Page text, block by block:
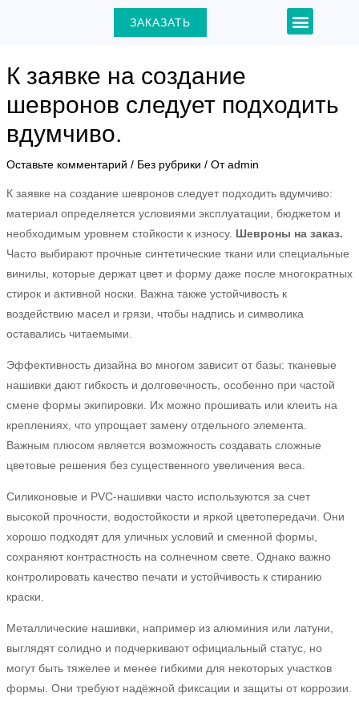
ЗАКАЗАТЬ Menu
К заявке на создание
шевронов следует подходить
вдумчиво.
Оставьте комментарий / Без рубрики / Отadmin
К заявке на создание шевронов следует подходить вдумчиво:
материал определяется условиями эксплуатации, бюджетом и
необходимым уровнем стойкости к износу. Шевроны на заказ.
Часто выбирают прочные синтетические ткани или специальные
винилы, которые держат цвет и форму даже после многократных
стирок и активной носки. Важна также устойчивость к
воздействию масел и грязи, чтобы надпись и символика
оставались читаемыми.
Эффективность дизайна во многом зависит от базы: тканевые
нашивки дают гибкость и долговечность, особенно при частой
смене формы экипировки. Их можно прошивать или клеить на
креплениях, что упрощает замену отдельного элемента.
Важным плюсом является возможность создавать сложные
цветовые решения без существенного увеличения веса.
Силиконовые и PVC-нашивки часто используются за счет
высокой прочности, водостойкости и яркой цветопередачи. Они
хорошо подходят для уличных условий и сменной формы,
сохраняют контрастность на солнечном свете. Однако важно
контролировать качество печати и устойчивость к стиранию
краски.
Металлические нашивки, например из алюминия или латуни,
выглядят солидно и подчеркивают официальный статус, но
могут быть тяжелее и менее гибкими для некоторых участков
формы. Они требуют надёжной фиксации и защиты от коррозии.